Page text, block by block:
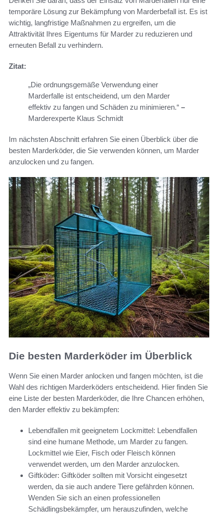
temporäre Lösung zur Bekämpfung von Marderbefall ist. Es ist
wichtig, langfristige Maßnahmen zu ergreifen, um die
Attraktivität Ihres Eigentums für Marder zu reduzieren und
erneuten Befall zu verhindern.
Zitat:
„Die ordnungsgemäße Verwendung einer
Marderfalle ist entscheidend, um den Marder
effektiv zu fangen und Schäden zu minimieren.“ –
Marderexperte Klaus Schmidt
Im nächsten Abschnitt erfahren Sie einen Überblick über die
besten Marderköder, die Sie verwenden können, um Marder
anzulocken und zu fangen.
Die besten Marderköder im Überblick
Wenn Sie einen Marder anlocken und fangen möchten, ist die
Wahl des richtigen Marderköders entscheidend. Hier finden Sie
eine Liste der besten Marderköder, die Ihre Chancen erhöhen,
den Marder effektiv zu bekämpfen:
Lebendfallen mit geeignetem Lockmittel: Lebendfallen
sind eine humane Methode, um Marder zu fangen.
Lockmittel wie Eier, Fisch oder Fleisch können
verwendet werden, um den Marder anzulocken.
Giftköder: Giftköder sollten mit Vorsicht eingesetzt
werden, da sie auch andere Tiere gefährden können.
Wenden Sie sich an einen professionellen
Schädlingsbekämpfer, um herauszufinden, welche